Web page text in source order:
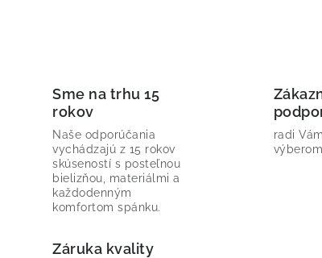
Sme na trhu 15
rokov
Naše odporúčania
vychádzajú z 15 rokov
skúseností s posteľnou
bielizňou, materiálmi a
každodenným
komfortom spánku.
radi
výberom
Záruka kvality